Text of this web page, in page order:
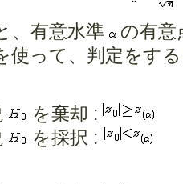
、有意水準 の有意
使って、判定をする
を棄却 :
を採択 :